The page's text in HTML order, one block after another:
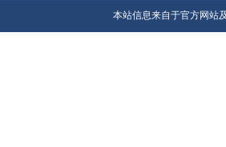
本站信息来自于官方网站